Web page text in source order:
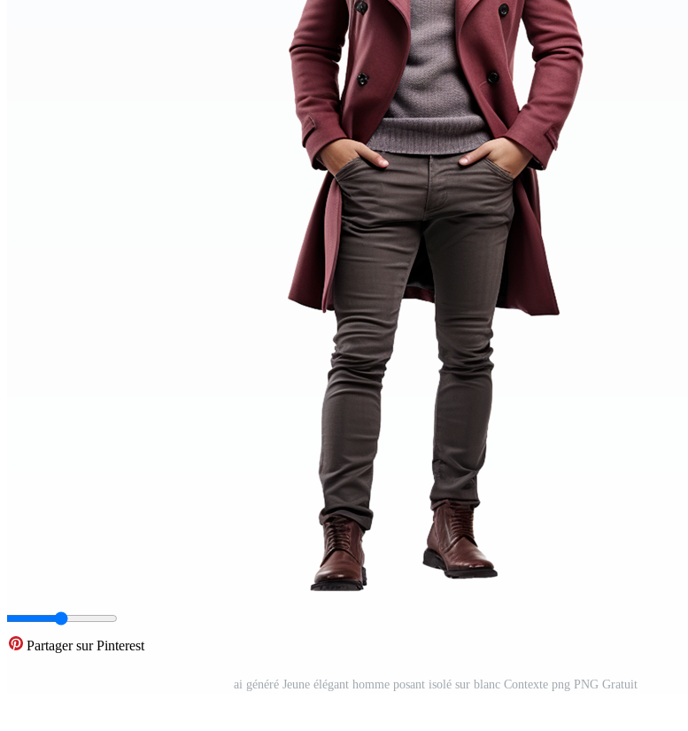
Partager sur Pinterest
ai généré Jeune élégant homme posant isolé sur blanc Contexte png PNG Gratuit